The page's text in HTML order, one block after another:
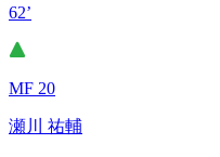
62’
MF 20
瀬川 祐輔